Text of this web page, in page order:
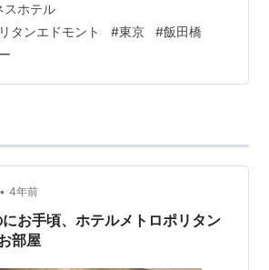
パティスリーエドモント
左がパティスリーエドモント、
うがダイニングカフェ「ベルテン
スホテル
タンエドモント #東京 #飯田橋
• 4年前
お手頃、ホテルメトロポリタン
部屋